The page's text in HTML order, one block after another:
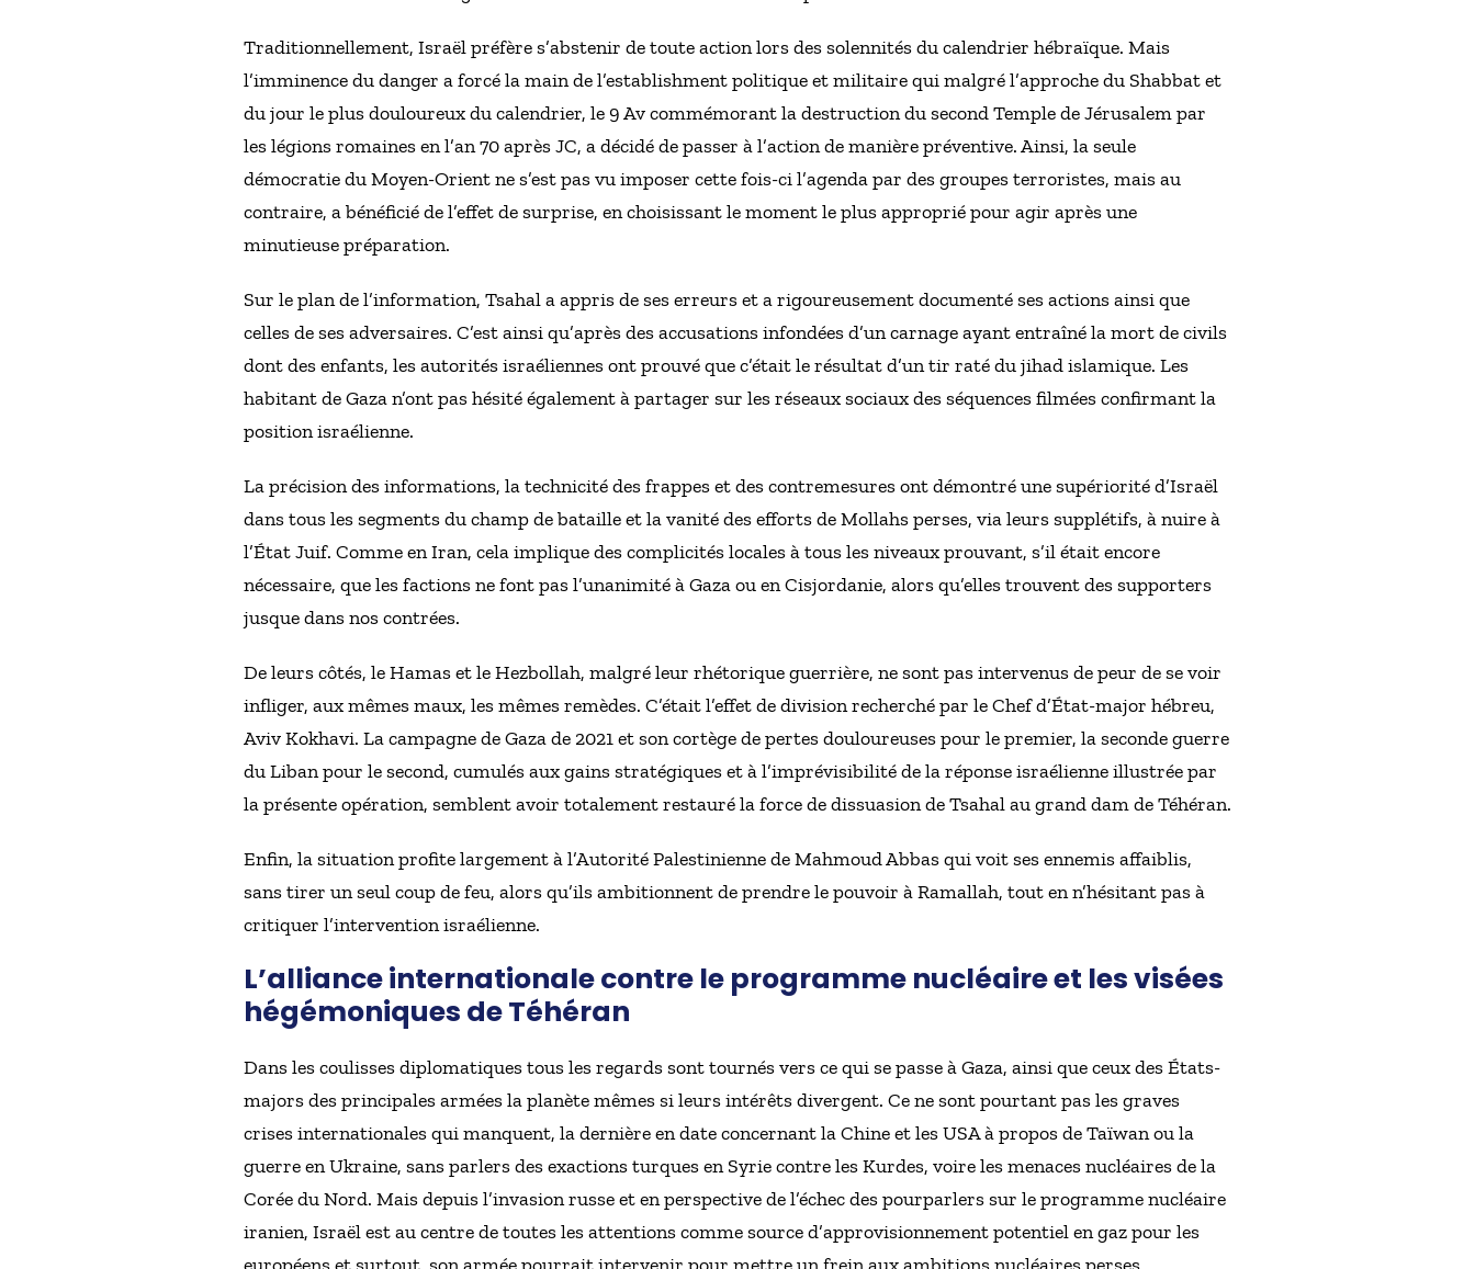
Traditionnellement, Israël préfère s’abstenir de toute action lors des solennités du calendrier hébraïque. Mais
l’imminence du danger a forcé la main de l’establishment politique et militaire qui malgré l’approche du Shabbat et
du jour le plus douloureux du calendrier, le 9 Av commémorant la destruction du second Temple de Jérusalem par
les légions romaines en l’an 70 après JC, a décidé de passer à l’action de manière préventive. Ainsi, la seule
démocratie du Moyen-Orient ne s’est pas vu imposer cette fois-ci l’agenda par des groupes terroristes, mais au
contraire, a bénéficié de l’effet de surprise, en choisissant le moment le plus approprié pour agir après une
minutieuse préparation.
Sur le plan de l’information, Tsahal a appris de ses erreurs et a rigoureusement documenté ses actions ainsi que
celles de ses adversaires. C’est ainsi qu’après des accusations infondées d’un carnage ayant entraîné la mort de civils
dont des enfants, les autorités israéliennes ont prouvé que c’était le résultat d’un tir raté du jihad islamique. Les
habitant de Gaza n’ont pas hésité également à partager sur les réseaux sociaux des séquences filmées confirmant la
position israélienne.
La précision des informations, la technicité des frappes et des contremesures ont démontré une supériorité d’Israël
dans tous les segments du champ de bataille et la vanité des efforts de Mollahs perses, via leurs supplétifs, à nuire à
l’État Juif. Comme en Iran, cela implique des complicités locales à tous les niveaux prouvant, s’il était encore
nécessaire, que les factions ne font pas l’unanimité à Gaza ou en Cisjordanie, alors qu’elles trouvent des supporters
jusque dans nos contrées.
De leurs côtés, le Hamas et le Hezbollah, malgré leur rhétorique guerrière, ne sont pas intervenus de peur de se voir
infliger, aux mêmes maux, les mêmes remèdes. C’était l’effet de division recherché par le Chef d’État-major hébreu,
Aviv Kokhavi. La campagne de Gaza de 2021 et son cortège de pertes douloureuses pour le premier, la seconde guerre
du Liban pour le second, cumulés aux gains stratégiques et à l’imprévisibilité de la réponse israélienne illustrée par
la présente opération, semblent avoir totalement restauré la force de dissuasion de Tsahal au grand dam de Téhéran.
Enfin, la situation profite largement à l’Autorité Palestinienne de Mahmoud Abbas qui voit ses ennemis affaiblis,
sans tirer un seul coup de feu, alors qu’ils ambitionnent de prendre le pouvoir à Ramallah, tout en n’hésitant pas à
critiquer l’intervention israélienne.
L’alliance internationale contre le programme nucléaire et les visées
hégémoniques de Téhéran
Dans les coulisses diplomatiques tous les regards sont tournés vers ce qui se passe à Gaza, ainsi que ceux des États-
majors des principales armées la planète mêmes si leurs intérêts divergent. Ce ne sont pourtant pas les graves
crises internationales qui manquent, la dernière en date concernant la Chine et les USA à propos de Taïwan ou la
guerre en Ukraine, sans parlers des exactions turques en Syrie contre les Kurdes, voire les menaces nucléaires de la
Corée du Nord. Mais depuis l’invasion russe et en perspective de l’échec des pourparlers sur le programme nucléaire
iranien, Israël est au centre de toutes les attentions comme source d’approvisionnement potentiel en gaz pour les